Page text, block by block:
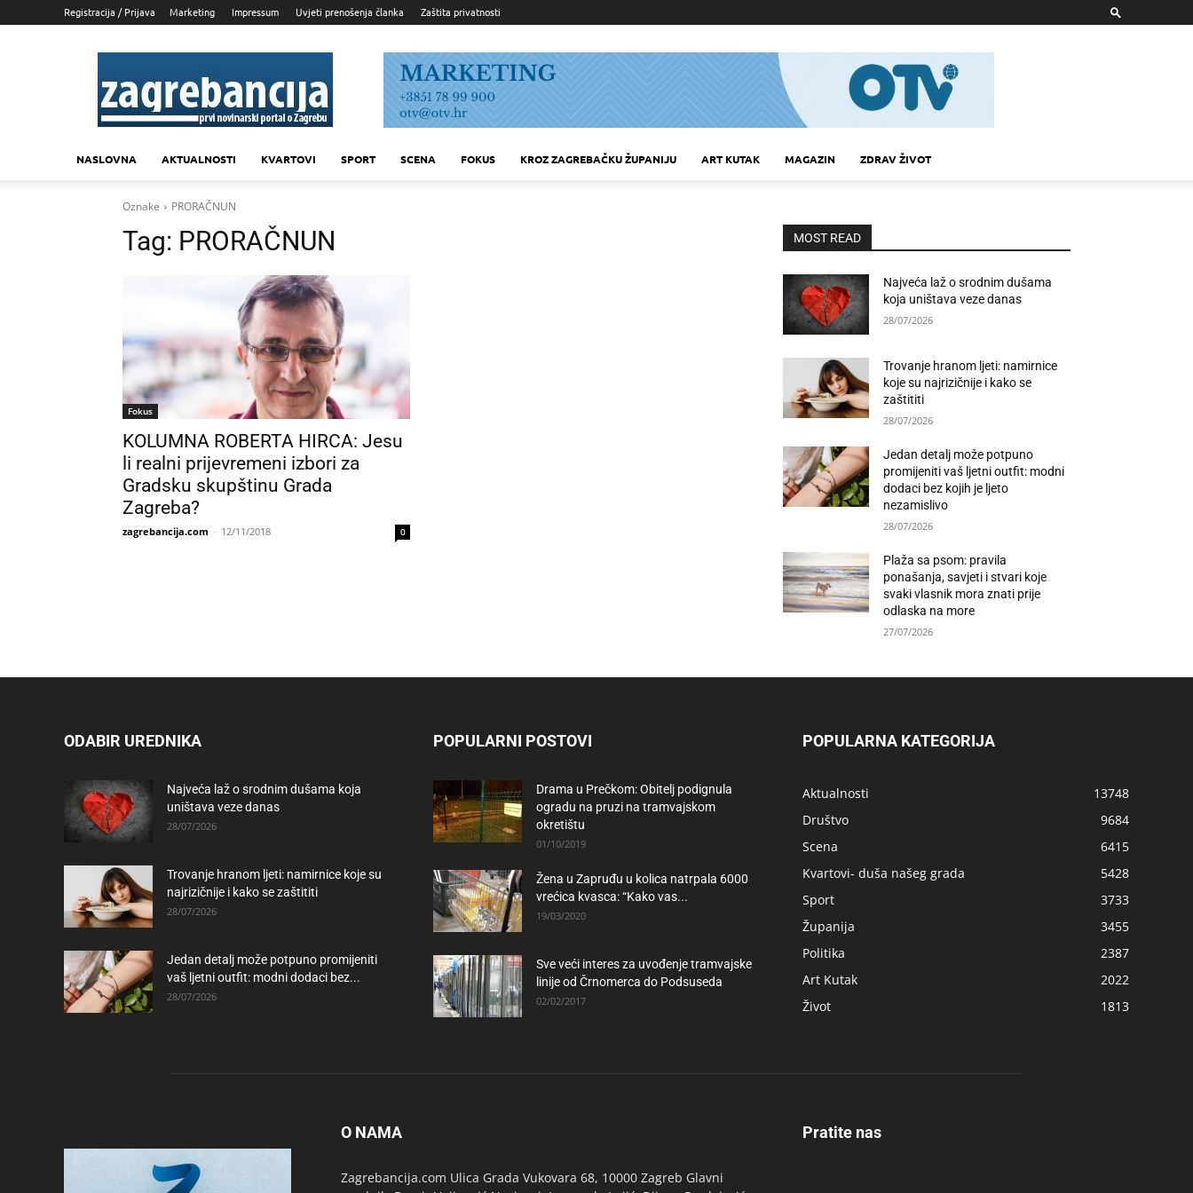
Registracija / Prijava Marketing Impressum Uvjeti prenošenja članka Zaštita privatnosti
Zagrebancija
NASLOVNA AKTUALNOSTI KVARTOVI SPORT SCENA FOKUS KROZ ZAGREBAČKU ŽUPANIJU ART KUTAK MAGAZIN ZDRAV ŽIVOT
Oznake PRORAČNUN
Tag: PRORAČNUN
Fokus
KOLUMNA ROBERTA HIRCA: Jesu
li realni prijevremeni izbori za
Gradsku skupštinu Grada
Zagreba?
zagrebancija.com - 12/11/2018 0
MOST READ
Najveća laž o srodnim dušama
koja uništava veze danas
28/07/2026
Trovanje hranom ljeti: namirnice
koje su najrizičnije i kako se
zaštititi
28/07/2026
Jedan detalj može potpuno
promijeniti vaš ljetni outfit: modni
dodaci bez kojih je ljeto
nezamislivo
28/07/2026
Plaža sa psom: pravila
ponašanja, savjeti i stvari koje
svaki vlasnik mora znati prije
odlaska na more
27/07/2026
ODABIR UREDNIKA
Najveća laž o srodnim dušama koja
uništava veze danas
28/07/2026
Trovanje hranom ljeti: namirnice koje su
najrizičnije i kako se zaštititi
28/07/2026
Jedan detalj može potpuno promijeniti
vaš ljetni outfit: modni dodaci bez...
28/07/2026
POPULARNI POSTOVI
Drama u Prečkom: Obitelj podignula
ogradu na pruzi na tramvajskom
okretištu
01/10/2019
Žena u Zapruđu u kolica natrpala 6000
vrećica kvasca: “Kako vas...
19/03/2020
Sve veći interes za uvođenje tramvajske
linije od Črnomerca do Podsuseda
02/02/2017
POPULARNA KATEGORIJA
Aktualnosti
13748
Društvo
9684
Scena
6415
Kvartovi- duša našeg grada
5428
Sport
3733
Županija
3455
Politika
2387
Art Kutak
2022
Život
1813
O NAMA
Zagrebancija.com Ulica Grada Vukovara 68, 10000 Zagreb Glavni
Pratite nas